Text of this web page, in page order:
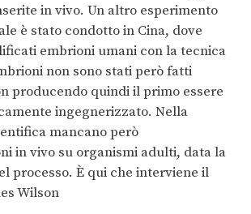
in vivo. Un altro esperimento
è stato condotto in Cina, dove
embrioni umani con la tecnica
non sono stati però fatti
producendo quindi il primo essere
ingegnerizzato. Nella
mancano però
in vivo su organismi adulti, data la
processo. È qui che interviene il
Wilson